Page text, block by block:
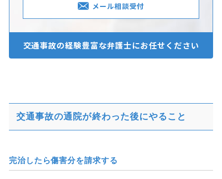
メール相談受付
交通事故の経験豊富な弁護士にお任せください
交通事故の通院が終わった後にやること
完治したら傷害分を請求する